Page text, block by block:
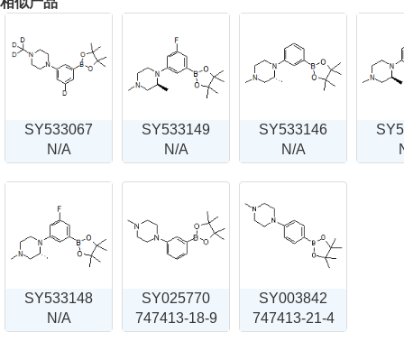
SY533067
N/A
SY533149
N/A
SY533146
N/A
SY533148
N/A
SY025770
747413-18-9
SY003842
747413-21-4